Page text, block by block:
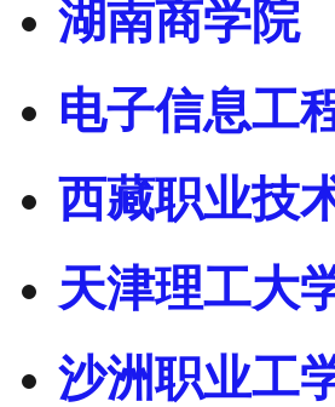
湖南商学院
电子信息工
西藏职业技
天津理工大
沙洲职业工